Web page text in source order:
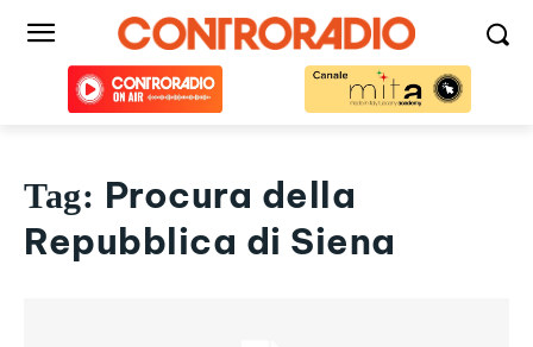
Tag: Procura della
Repubblica di Siena